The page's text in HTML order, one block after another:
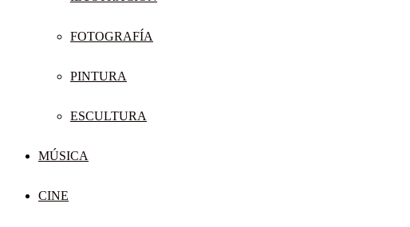
FOTOGRAFÍA
PINTURA
ESCULTURA
MÚSICA
CINE